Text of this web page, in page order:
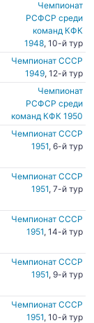
Чемпионат
РСФСР среди
команд КФК
1948, 10-й тур
Чемпионат СССР
1949, 12-й тур
Чемпионат
РСФСР среди
команд КФК 1950
Чемпионат СССР
1951, 6-й тур
Чемпионат СССР
1951, 7-й тур
Чемпионат СССР
1951, 14-й тур
Чемпионат СССР
1951, 9-й тур
Чемпионат СССР
1951, 10-й тур